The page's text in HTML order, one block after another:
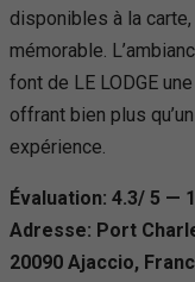
disponibles à la
mémorable.
font de LE LODGE
offrant bien plus
expérience.
Évaluation: 4.3/ 5 —
Adresse: Port
20090 Ajaccio,